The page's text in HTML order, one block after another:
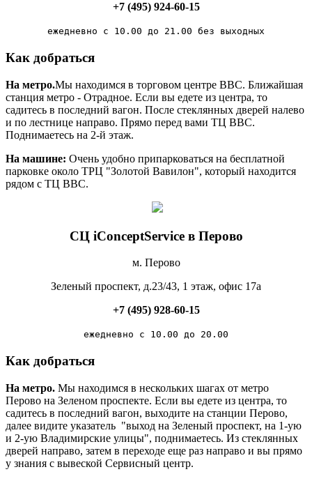
+7 (495) 924-60-15
ежедневно с 10.00 до 21.00 без выходных
Как добраться
На метро.Мы находимся в торговом центре ВВС. Ближайшая
станция метро - Отрадное. Если вы едете из центра, то
садитесь в последний вагон. После стеклянных дверей налево
и по лестнице направо. Прямо перед вами ТЦ ВВС.
Поднимаетесь на 2-й этаж.
На машине: Очень удобно припарковаться на бесплатной
парковке около ТРЦ "Золотой Вавилон", который находится
рядом с ТЦ ВВС.
СЦ iConceptService в Перово
м. Перово
Зеленый проспект, д.23/43, 1 этаж, офис 17а
+7 (495) 928-60-15
ежедневно с 10.00 до 20.00
Как добраться
На метро. Мы находимся в нескольких шагах от метро
Перово на Зеленом проспекте. Если вы едете из центра, то
садитесь в последний вагон, выходите на станции Перово,
далее видите указатель "выход на Зеленый проспект, на 1-ую
и 2-ую Владимирские улицы", поднимаетесь. Из стеклянных
дверей направо, затем в переходе еще раз направо и вы прямо
у знания с вывеской Сервисный центр.